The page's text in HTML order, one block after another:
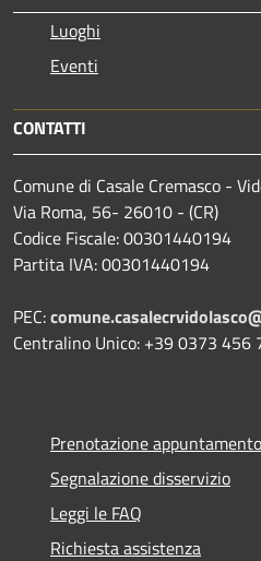
Luoghi
Eventi
CONTATTI
Comune di Casale Cremasco -
Via Roma, 56- 26010 - (CR)
Codice Fiscale: 00301440194
Partita IVA: 00301440194
PEC:
Centralino Unico: +39 0373 456
Prenotazione appuntamento
Segnalazione disservizio
Leggi le FAQ
Richiesta assistenza